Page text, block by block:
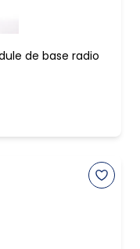
de base radio